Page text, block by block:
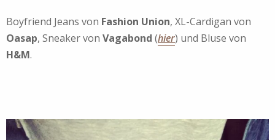
Boyfriend Jeans von Fashion Union, XL-Cardigan von
Oasap, Sneaker von Vagabond (hier) und Bluse von
H&M.